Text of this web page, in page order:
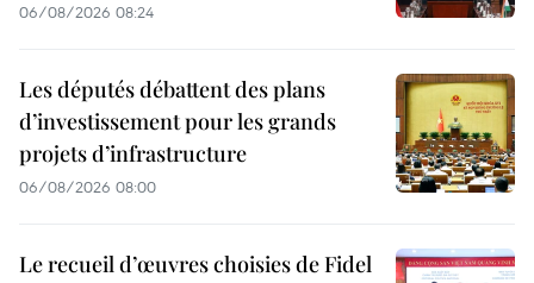
06/08/2026 08:24
Les députés débattent des plans
d’investissement pour les grands
projets d’infrastructure
06/08/2026 08:00
Le recueil d’œuvres choisies de Fidel